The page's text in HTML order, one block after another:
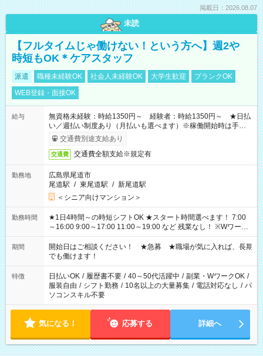
掲載日：2026.08.07
未読
【フルタイムじゃ働けない！という方へ】週2や
時短もOK＊ケアスタッフ
派遣 職種未経験OK 社会人未経験OK 大学生歓迎
ブランクOK
WEB登録・面接OK
給与
無資格未経験：時給1350円～ 経験者：時給1350円～ ★日払
い／週払い制度あり（月払いも選べます）※稼働開始時は手続き
完了次第のお支払いとなります。
交通費別途支給あり
交通費 交通費全額支給※規定有
勤務地
広島県尾道市
尾道駅 / 東尾道駅 / 新尾道駅
＜シニア向けマンション＞
勤務時間
★1日4時間～の時短シフトOK ★スタート時間選べます！ 7:00
～16:00 9:00～17:00 11:00～19:00 など 残業なし！ ※Wワーク
の場合、他のお仕事と合わせ週40時間超の就業はご案内できま
せん ※法令に基づき、週20時間以上勤務は社会保険への加入対
象となります ※労働者派遣法（日雇い派遣の原則禁止）によ
り、短時間・短期間の就業はご案内が難しい場合があります
期間
開始日はご相談ください！ ★急募 ★職場が気に入れば、長期
でも働けます！
特徴 日払いOK / 履歴書不要 / 40～50代活躍中 / 副業・WワークOK /
服装自由 / シフト勤務 / 10名以上の大量募集 / 電話対応なし / パ
ソコンスキル不要
気になる！ 応募する 詳細へ